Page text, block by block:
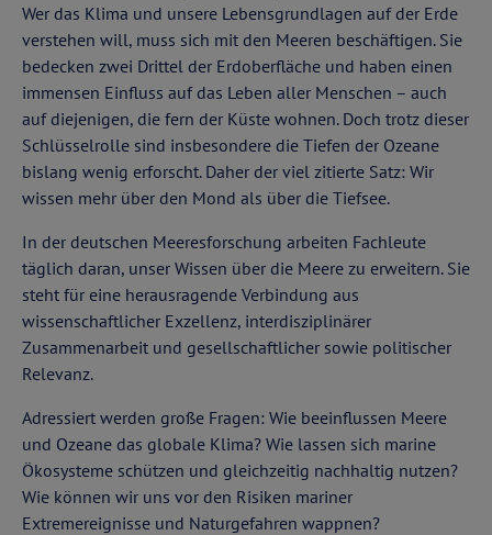
Wer das Klima und unsere Lebensgrundlagen auf der Erde
verstehen will, muss sich mit den Meeren beschäftigen. Sie
bedecken zwei Drittel der Erdoberfläche und haben einen
immensen Einfluss auf das Leben aller Menschen – auch
auf diejenigen, die fern der Küste wohnen. Doch trotz dieser
Schlüsselrolle sind insbesondere die Tiefen der Ozeane
bislang wenig erforscht. Daher der viel zitierte Satz: Wir
wissen mehr über den Mond als über die Tiefsee.
In der deutschen Meeresforschung arbeiten Fachleute
täglich daran, unser Wissen über die Meere zu erweitern. Sie
steht für eine herausragende Verbindung aus
wissenschaftlicher Exzellenz, interdisziplinärer
Zusammenarbeit und gesellschaftlicher sowie politischer
Relevanz.
Adressiert werden große Fragen: Wie beeinflussen Meere
und Ozeane das globale Klima? Wie lassen sich marine
Ökosysteme schützen und gleichzeitig nachhaltig nutzen?
Wie können wir uns vor den Risiken mariner
Extremereignisse und Naturgefahren wappnen?